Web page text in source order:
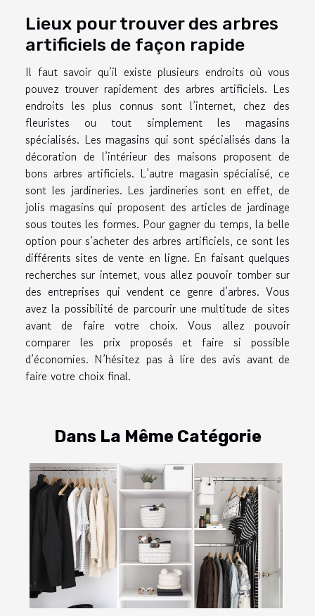
Lieux pour trouver des arbres
artificiels de façon rapide
Il faut savoir qu’il existe plusieurs endroits où vous
pouvez trouver rapidement des arbres artificiels. Les
endroits les plus connus sont l’internet, chez des
fleuristes ou tout simplement les magasins
spécialisés. Les magasins qui sont spécialisés dans la
décoration de l’intérieur des maisons proposent de
bons arbres artificiels. L’autre magasin spécialisé, ce
sont les jardineries. Les jardineries sont en effet, de
jolis magasins qui proposent des articles de jardinage
sous toutes les formes. Pour gagner du temps, la belle
option pour s’acheter des arbres artificiels, ce sont les
différents sites de vente en ligne. En faisant quelques
recherches sur internet, vous allez pouvoir tomber sur
des entreprises qui vendent ce genre d’arbres. Vous
avez la possibilité de parcourir une multitude de sites
avant de faire votre choix. Vous allez pouvoir
comparer les prix proposés et faire si possible
d’économies. N’hésitez pas à lire des avis avant de
faire votre choix final.
Dans La Même Catégorie